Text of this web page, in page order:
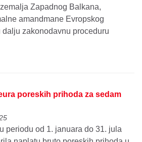
Zapadnog Balkana,
amandmane Evropskog
dalju zakonodavnu proceduru
poreskih prihoda za sedam
periodu od 1. januara do 31. jula